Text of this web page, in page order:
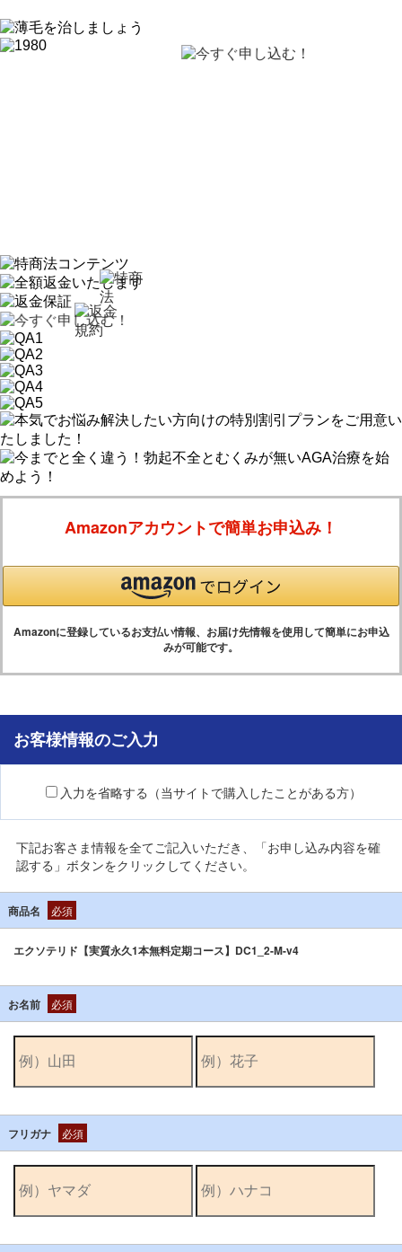
Amazonアカウントで簡単お申込み！
Amazonに登録しているお支払い情報、お届け先情報を使用して簡単にお申込
みが可能です。
お客様情報のご入力
入力を省略する（当サイトで購入したことがある方）
下記お客さま情報を全てご記入いただき、「お申し込み内容を確
認する」ボタンをクリックしてください。
商品名 必須
エクソテリド【実質永久1本無料定期コース】DC1_2-M-v4
お名前 必須
フリガナ 必須